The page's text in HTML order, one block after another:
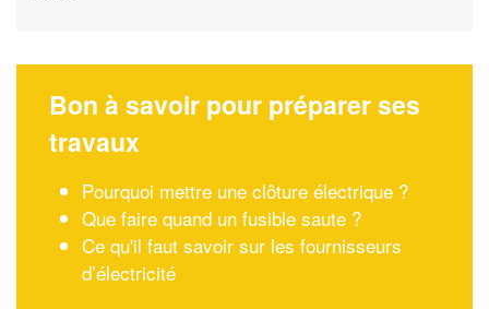
Bon à savoir pour préparer ses
travaux
Pourquoi mettre une clôture électrique ?
Que faire quand un fusible saute ?
Ce qu'il faut savoir sur les fournisseurs
d’électricité